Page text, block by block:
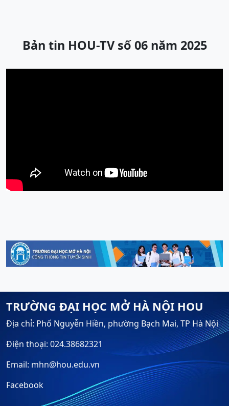
Bản tin HOU-TV số 06 năm 2025
TRƯỜNG ĐẠI HỌC MỞ HÀ NỘI HOU
Địa chỉ: Phố Nguyễn Hiền, phường Bạch Mai, TP Hà Nội
Điện thoại: 024.38682321
Email: mhn@hou.edu.vn
Facebook